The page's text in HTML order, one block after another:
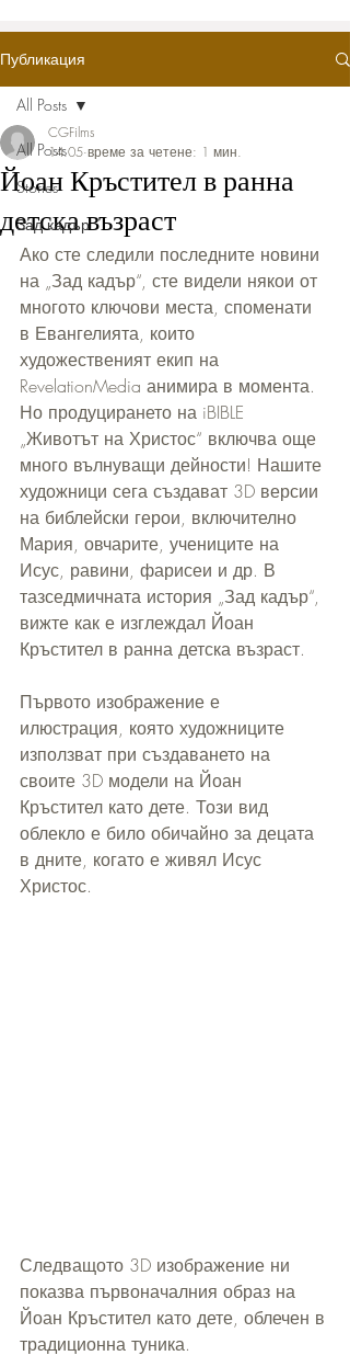
Публикация
All Posts
Stories
Зад кадър
All Posts
Йоан Кръстител в ранна
детска възраст
CGFilms
14.05 време за четене: 1 мин.
Ако сте следили последните новини
на „Зад кадър“, сте видели някои от
многото ключови места, споменати
в Евангелията, които
художественият екип на
RevelationMedia анимира в момента.
Но продуцирането на iBIBLE
„Животът на Христос“ включва още
много вълнуващи дейности! Нашите
художници сега създават 3D версии
на библейски герои, включително
Мария, овчарите, учениците на
Исус, равини, фарисеи и др. В
тазседмичната история „Зад кадър“,
вижте как е изглеждал Йоан
Кръстител в ранна детска възраст.
Първото изображение е
илюстрация, която художниците
използват при създаването на
своите 3D модели на Йоан
Кръстител като дете. Този вид
облекло е било обичайно за децата
в дните, когато е живял Исус
Христос.
Следващото 3D изображение ни
показва първоначалния образ на
Йоан Кръстител като дете, облечен в
традиционна туника.